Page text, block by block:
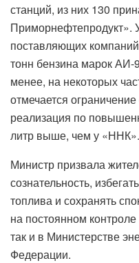
станций, из них 130
Приморнефтепродукт».
поставляющих
тонн бензина марок
менее, на некоторых
отмечается
реализация по
литр выше, чем у «ННК».
Министр призвала
сознательность,
топлива и сохранять
на постоянном
так и в Министерстве
Федерации.